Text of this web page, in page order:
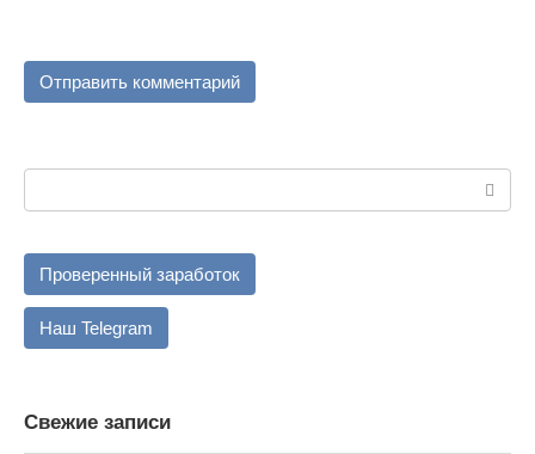
Проверенный заработок
Наш Telegram
Свежие записи